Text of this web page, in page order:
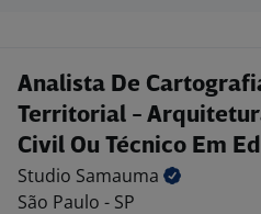
Analista De
Territorial -
Civil Ou Técnico Em
Studio Samauma
São Paulo - SP